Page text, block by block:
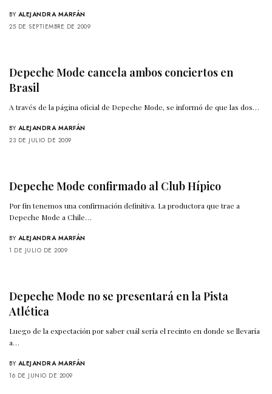
BY ALEJANDRA MARFÁN
25 DE SEPTIEMBRE DE 2009
Depeche Mode cancela ambos conciertos en
Brasil
A través de la página oficial de Depeche Mode, se informó de que las dos…
BY ALEJANDRA MARFÁN
23 DE JULIO DE 2009
Depeche Mode confirmado al Club Hípico
Por fin tenemos una confirmación definitiva. La productora que trae a
Depeche Mode a Chile…
BY ALEJANDRA MARFÁN
1 DE JULIO DE 2009
Depeche Mode no se presentará en la Pista
Atlética
Luego de la expectación por saber cuál sería el recinto en donde se llevaría
a…
BY ALEJANDRA MARFÁN
16 DE JUNIO DE 2009